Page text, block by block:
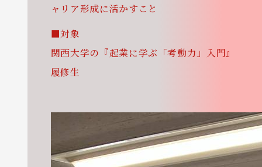
ャリア形成に活かすこと
■対象
関西大学の『起業に学ぶ「考動力」入門』
履修生